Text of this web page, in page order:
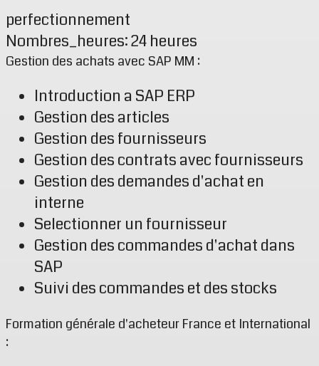
perfectionnement
Nombres_heures: 24 heures
Gestion des achats avec SAP MM :
Introduction a SAP ERP
Gestion des articles
Gestion des fournisseurs
Gestion des contrats avec fournisseurs
Gestion des demandes d'achat en
interne
Selectionner un fournisseur
Gestion des commandes d'achat dans
SAP
Suivi des commandes et des stocks
Formation générale d'acheteur France et International
: